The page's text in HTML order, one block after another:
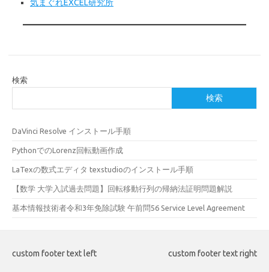
気まぐれEXCEL研究所
検索
検索
DaVinci Resolve インストール手順
PythonでのLorenz回転動画作成
LaTexの数式エディタ texstudioのインストール手順
【数学 大学入試過去問題】回転移動行列の帰納法証明問題解説
基本情報技術者令和3年免除試験 午前問56 Service Level Agreement
custom footer text left custom footer text right